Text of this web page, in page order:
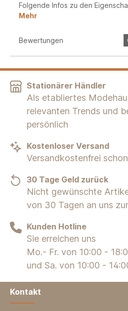
Folgende Infos zu den
Mehr
Bewertungen
Stationärer Händler
Als etabliertes
relevanten Trends und
persönlich
Kostenloser Versand
Versandkostenfrei
30 Tage Geld zurück
Nicht gewünschte
von 30 Tagen an uns
Kunden Hotline
Sie erreichen uns
Mo.- Fr. von 10:00 -
und Sa. von 10:00 -
Kontakt